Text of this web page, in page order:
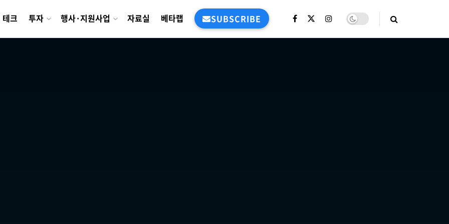
테크 투자 행사·지원사업 자료실 베타랩 SUBSCRIBE